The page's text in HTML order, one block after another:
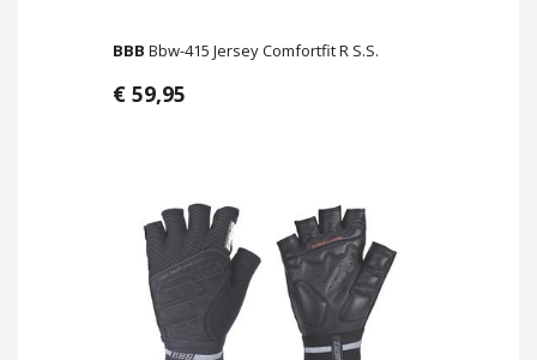
BBB Bbw-415 Jersey Comfortfit R S.S.
€ 59,95